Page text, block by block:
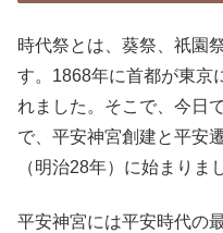
時代祭とは、葵祭、祇園
す。1868年に首都が東京
れました。そこで、今日
で、平安神宮創建と平安
（明治28年）に始まりま
平安神宮には平安時代の